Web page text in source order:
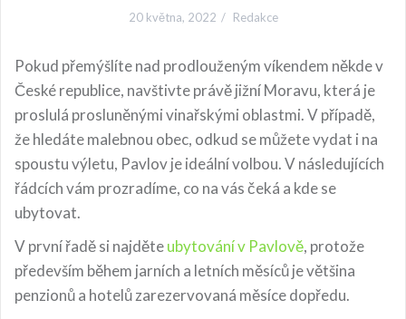
20 května, 2022 Redakce
Pokud přemýšlíte nad prodlouženým víkendem někde v
České republice, navštivte právě jižní Moravu, která je
proslulá prosluněnými vinařskými oblastmi. V případě,
že hledáte malebnou obec, odkud se můžete vydat i na
spoustu výletu, Pavlov je ideální volbou. V následujících
řádcích vám prozradíme, co na vás čeká a kde se
ubytovat.
V první řadě si najděteubytování v Pavlově, protože
především během jarních a letních měsíců je většina
penzionů a hotelů zarezervovaná měsíce dopředu.